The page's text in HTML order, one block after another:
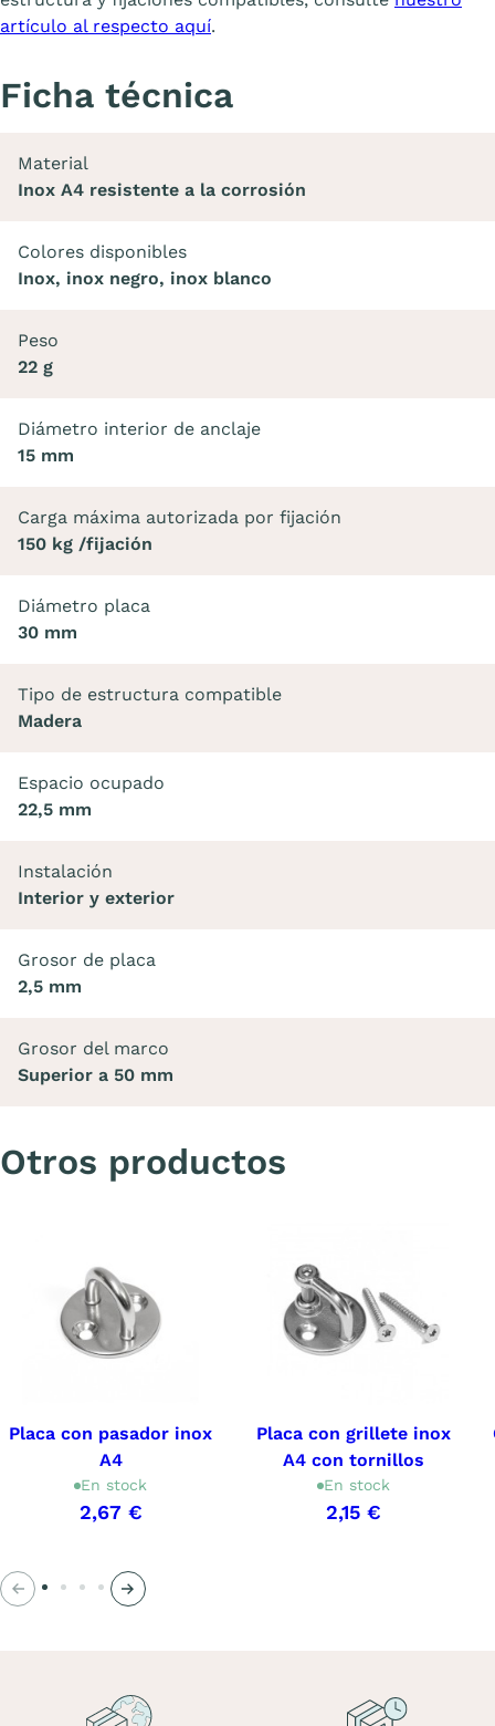
artículo al respecto aquí.
Ficha técnica
Material
Inox A4 resistente a la corrosión
Colores disponibles
Inox, inox negro, inox blanco
Peso
22 g
Diámetro interior de anclaje
15 mm
Carga máxima autorizada por fijación
150 kg /fijación
Diámetro placa
30 mm
Tipo de estructura compatible
Madera
Espacio ocupado
22,5 mm
Instalación
Interior y exterior
Grosor de placa
2,5 mm
Grosor del marco
Superior a 50 mm
Otros productos
Placa con pasador inox
A4
En stock
2,67 €
Placa con grillete inox
A4 con tornillos
En stock
2,15 €
Anterior Siguiente